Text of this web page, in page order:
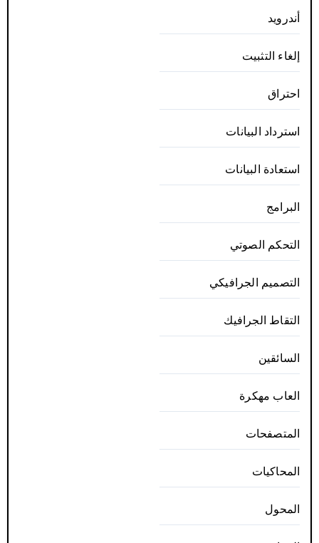
أندرويد
إلغاء التثبيت
احتراق
استرداد البيانات
استعادة البيانات
البرامج
التحكم الصوتي
التصميم الجرافيكي
التقاط الجرافيك
السائقين
العاب مهكرة
المتصفحات
المحاكيات
المحول